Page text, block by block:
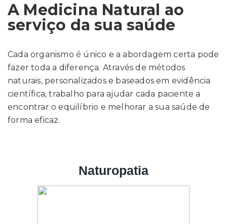
A Medicina Natural ao
serviço da sua saúde
Cada organismo é único e a abordagem certa pode
fazer toda a diferença. Através de métodos
naturais, personalizados e baseados em evidência
científica, trabalho para ajudar cada paciente a
encontrar o equilíbrio e melhorar a sua saúde de
forma eficaz.
Naturopatia